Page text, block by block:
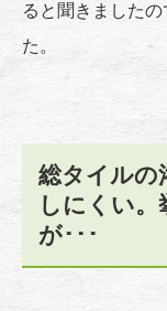
ると聞きました
た。
総タイルの
しにくい
が･･･